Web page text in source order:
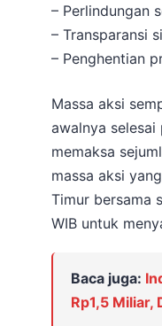
– Perlindungan
– Transparansi
– Penghentian
Massa aksi
awalnya selesai
memaksa
massa aksi
Timur bersama
WIB untuk
Baca juga:
Rp1,5